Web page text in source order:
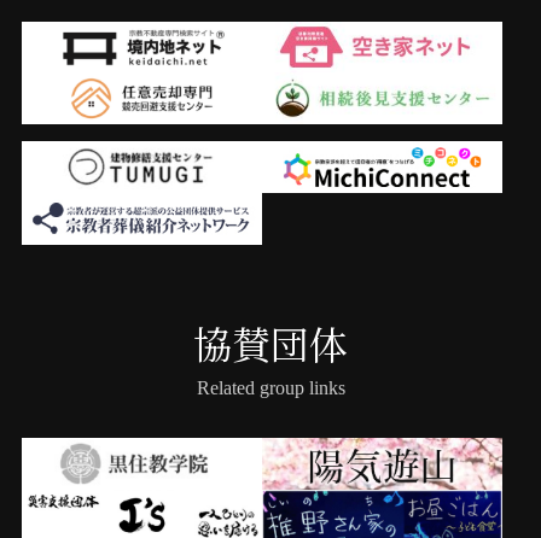
協賛団体
Related group links